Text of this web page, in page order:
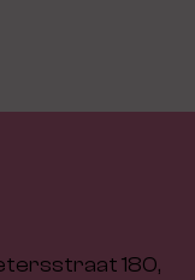
180,